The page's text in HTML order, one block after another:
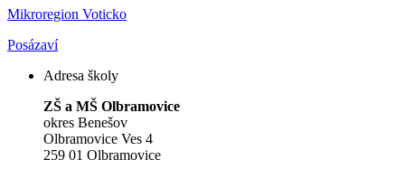
Mikroregion Voticko
Posázaví
Adresa školy
ZŠ a MŠ Olbramovice
okres Benešov
Olbramovice Ves 4
259 01 Olbramovice